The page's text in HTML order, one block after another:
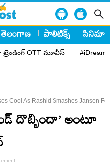
తెలంగాణ పాలిటిక్స్ సినిమా
ట్రెండింగ్ OTT మూవీస్
Cool As Rashid Smashes Jansen
దొబ్బిందా’ అంటూ